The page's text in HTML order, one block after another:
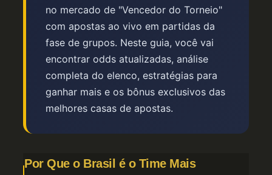
no mercado de "Vencedor do Torneio"
com apostas ao vivo em partidas da
fase de grupos. Neste guia, você vai
encontrar odds atualizadas, análise
completa do elenco, estratégias para
ganhar mais e os bônus exclusivos das
melhores casas de apostas.
Por Que o Brasil é o Time Mais